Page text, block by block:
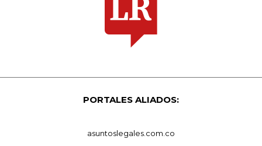
PORTALES ALIADOS:
asuntoslegales.com.co